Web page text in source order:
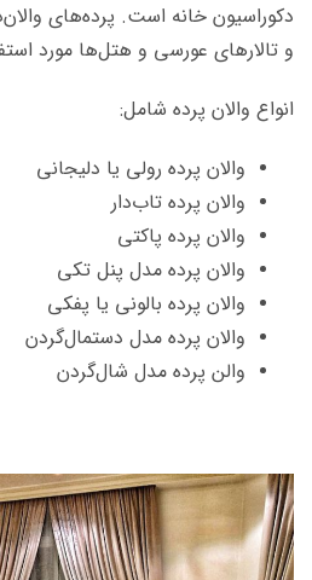
دکوراسیون خانه است. پرده‌های
و تالارهای عورسی و هتل‌ها مورد
انواع والان پرده شامل:
والان پرده رولی یا دلیجانی
والان پرده تاب‌دار
والان پرده پاکتی
والان پرده مدل پنل تکی
والان پرده بالونی یا پفکی
والان پرده مدل دستمال‌گردن
والن پرده مدل شال‌گردن